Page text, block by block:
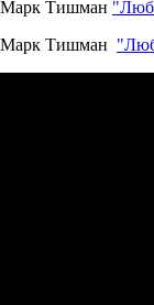
Марк Тишман
Марк Тишман